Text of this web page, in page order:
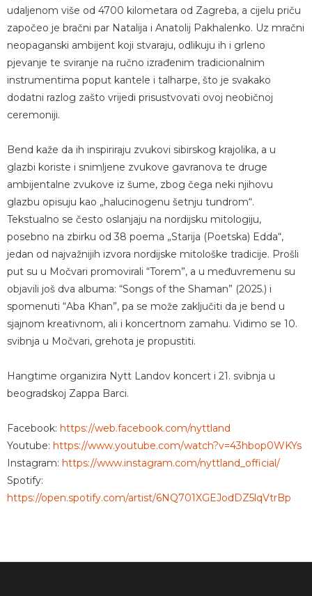
udaljenom više od 4700 kilometara od Zagreba, a cijelu priču
započeo je bračni par Natalija i Anatolij Pakhalenko. Uz mračni
neopaganski ambijent koji stvaraju, odlikuju ih i grleno
pjevanje te sviranje na ručno izrađenim tradicionalnim
instrumentima poput kantele i talharpe, što je svakako
dodatni razlog zašto vrijedi prisustvovati ovoj neobičnoj
ceremoniji.
Bend kaže da ih inspiriraju zvukovi sibirskog krajolika, a u
glazbi koriste i snimljene zvukove gavranova te druge
ambijentalne zvukove iz šume, zbog čega neki njihovu
glazbu opisuju kao „halucinogenu šetnju tundrom“.
Tekstualno se često oslanjaju na nordijsku mitologiju,
posebno na zbirku od 38 poema „Starija (Poetska) Edda“,
jedan od najvažnijih izvora nordijske mitološke tradicije. Prošli
put su u Močvari promovirali “Torem”, a u međuvremenu su
objavili još dva albuma: “Songs of the Shaman” (2025.) i
spomenuti “Aba Khan”, pa se može zaključiti da je bend u
sjajnom kreativnom, ali i koncertnom zamahu. Vidimo se 10.
svibnja u Močvari, grehota je propustiti.
Hangtime organizira Nytt Landov koncert i 21. svibnja u
beogradskoj Zappa Barci.
Facebook: https://web.facebook.com/nyttland
Youtube: https://www.youtube.com/watch?v=43hbop0WKYs
Instagram: https://www.instagram.com/nyttland_official/
Spotify:
https://open.spotify.com/artist/6NQ701XGEJodDZ5lqVtrBp